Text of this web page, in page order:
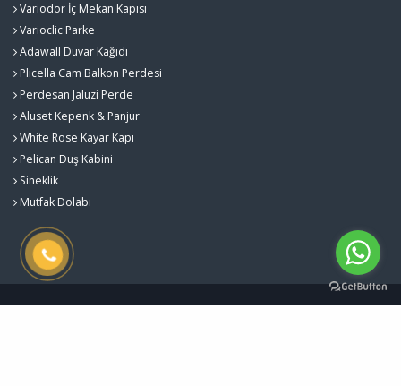
Variodor İç Mekan Kapısı
Varioclic Parke
Adawall Duvar Kağıdı
Plicella Cam Balkon Perdesi
Perdesan Jaluzi Perde
Aluset Kepenk & Panjur
White Rose Kayar Kapı
Pelican Duş Kabini
Sineklik
Mutfak Dolabı